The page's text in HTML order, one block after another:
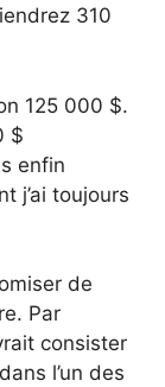
310
125 000 $.
$
enfin
j’ai toujours
de
Par
consister
l’un des